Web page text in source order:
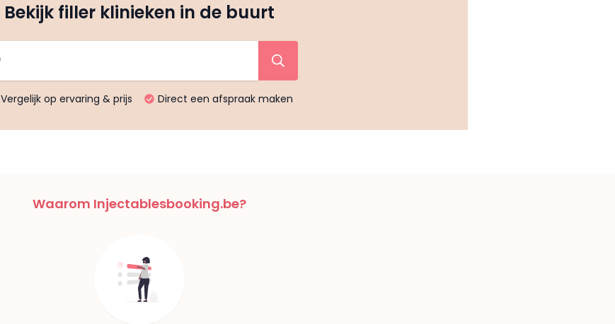
Bekijk filler klinieken in de buurt
Vergelijk op ervaring & prijs Direct een afspraak maken
Waarom Injectablesbooking.be?